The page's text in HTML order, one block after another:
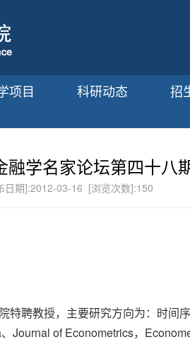
项目 科研动态 招
融学名家论坛第四十八
日期]:2012-03-16 [浏览次数]:150
聘教授，主要研究方向为：时间
Journal of Econometrics，